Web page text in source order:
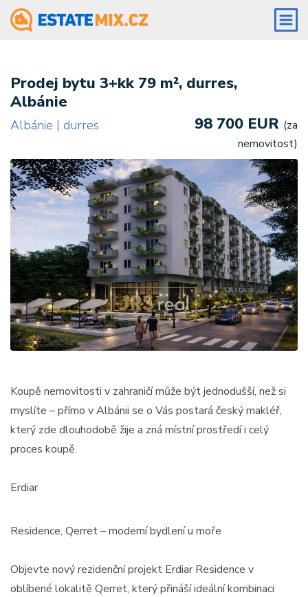
Prodej bytu 3+kk 79 m², durres,
Albánie
Albánie | durres 98 700 EUR (za
nemovitost)
Koupě nemovitosti v zahraničí může být jednodušší, než si
myslíte – přímo v Albánii se o Vás postará český makléř,
který zde dlouhodobě žije a zná místní prostředí i celý
proces koupě.
Erdiar
Residence, Qerret – moderní bydlení u moře
Objevte nový rezidenční projekt Erdiar Residence v
oblíbené lokalitě Qerret, který přináší ideální kombinaci